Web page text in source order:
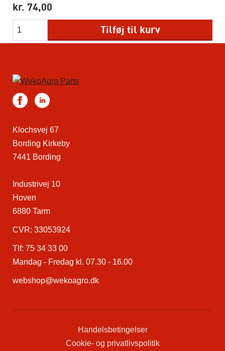
kr. 74,00
Tilføj til kurv
Klochsvej 67
Bording Kirkeby
7441 Bording
Industrivej 10
Hoven
6880 Tarm
CVR: 33053924
Tlf: 75 34 33 00
Mandag - Fredag kl. 07.30 - 16.00
webshop@wekoagro.dk
Handelsbetingelser
Cookie- og privatlivspolitik